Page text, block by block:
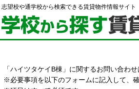
志望校や通学校から検索できる賃貸物件情報サイト
「ハイツタケイB棟」に関するお問い合わ
※必要事項を以下のフォームに記入して、